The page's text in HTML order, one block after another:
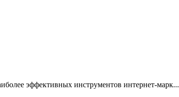
эффективных инструментов интернет-марк...